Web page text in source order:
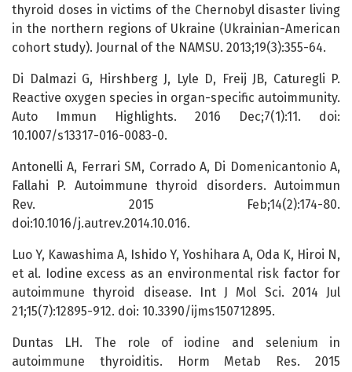
thyroid doses in victims of the Chernobyl disaster living
in the northern regions of Ukraine (Ukrainian-American
cohort study). Journal of the NAMSU. 2013;19(3):355-64.
Di Dalmazi G, Hirshberg J, Lyle D, Freij JB, Caturegli P.
Reactive oxygen species in organ-specific autoimmunity.
Auto Immun Highlights. 2016 Dec;7(1):11. doi:
10.1007/s13317-016-0083-0.
Antonelli A, Ferrari SM, Corrado A, Di Domenicantonio A,
Fallahi P. Autoimmune thyroid disorders. Autoimmun
Rev. 2015 Feb;14(2):174-80.
doi:10.1016/j.autrev.2014.10.016.
Luo Y, Kawashima A, Ishido Y, Yoshihara A, Oda K, Hiroi N,
et al. Iodine excess as an environmental risk factor for
autoimmune thyroid disease. Int J Mol Sci. 2014 Jul
21;15(7):12895-912. doi: 10.3390/ijms150712895.
Duntas LH. The role of iodine and selenium in
autoimmune thyroiditis. Horm Metab Res. 2015